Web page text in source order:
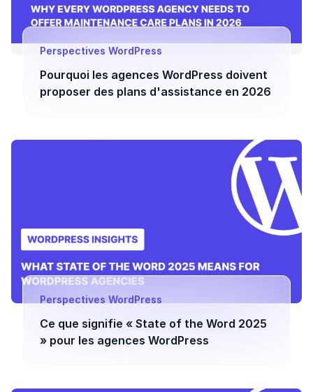
Perspectives WordPress
Pourquoi les agences WordPress doivent
proposer des plans d'assistance en 2026
Perspectives WordPress
Ce que signifie « State of the Word 2025
» pour les agences WordPress